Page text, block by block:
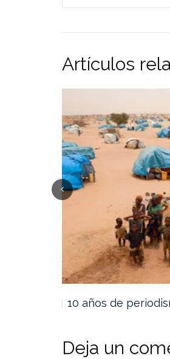
Artículos
10 años de
Deja un